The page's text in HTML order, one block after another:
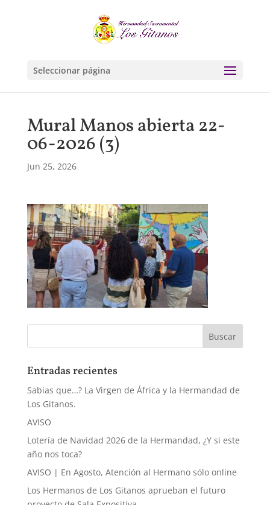
Seleccionar página
Mural Manos abierta 22-
06-2026 (3)
Jun 25, 2026
Entradas recientes
Sabias que…? La Virgen de África y la Hermandad de
Los Gitanos.
AVISO
Lotería de Navidad 2026 de la Hermandad, ¿Y si este
año nos toca?
AVISO | En Agosto, Atención al Hermano sólo online
Los Hermanos de Los Gitanos aprueban el futuro